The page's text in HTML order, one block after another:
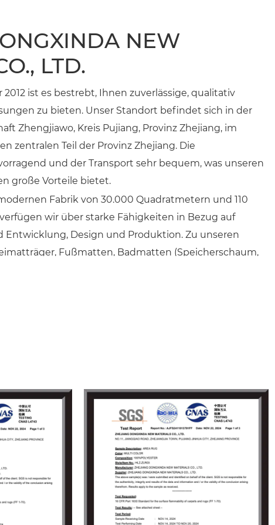
NEW
LTD.
ist es bestrebt, Ihnen zuverlässige, qualitativ
zu bieten. Unser Standort befindet sich in der
Zhengjiawo, Kreis Pujiang, Provinz Zhejiang, im
zentralen Teil der Provinz Zhejiang. Die
und der Transport sehr bequem, was unseren
große Vorteile bietet.
Fabrik von 30.000 Quadratmetern und 110
wir über starke Fähigkeiten in Bezug auf
Entwicklung, Design und Produktion. Zu unseren
Fußmatten, Badmatten (Speicherschaum,
das Vertrauen von inländischen und
Qualität und schnellem Service
von 5 Millionen Quadratmetern können wir
Lieferung Ihrer Aufträge sicherstellen. Wir heißen
willkommen, uns zu besuchen, zu beraten und
und freuen uns darauf, gemeinsam mit Ihnen